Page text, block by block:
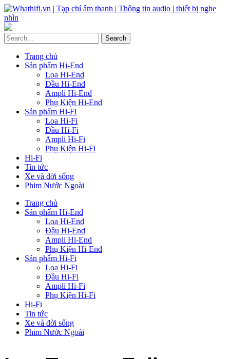
Trang chủ
Sản phẩm Hi-End
Loa Hi-End
Đầu Hi-End
Ampli Hi-End
Phụ Kiện Hi-End
Sản phẩm Hi-Fi
Loa Hi-Fi
Đầu Hi-Fi
Ampli Hi-Fi
Phụ Kiện Hi-Fi
Hi-Fi
Tin tức
Xe và đời sống
Phim Nước Ngoài
Trang chủ
Sản phẩm Hi-End
Loa Hi-End
Đầu Hi-End
Ampli Hi-End
Phụ Kiện Hi-End
Sản phẩm Hi-Fi
Loa Hi-Fi
Đầu Hi-Fi
Ampli Hi-Fi
Phụ Kiện Hi-Fi
Hi-Fi
Tin tức
Xe và đời sống
Phim Nước Ngoài